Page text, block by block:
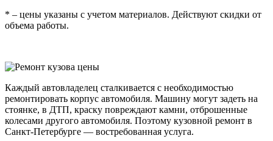
* – цены указаны с учетом материалов. Действуют скидки от
объема работы.
Каждый автовладелец сталкивается с необходимостью
ремонтировать корпус автомобиля. Машину могут задеть на
стоянке, в ДТП, краску повреждают камни, отброшенные
колесами другого автомобиля. Поэтому кузовной ремонт в
Санкт-Петербурге — востребованная услуга.